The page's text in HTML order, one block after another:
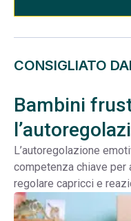
CONSIGLIATO
Bambini
L’autoregolazione
competenza chiave
regolare capricci e